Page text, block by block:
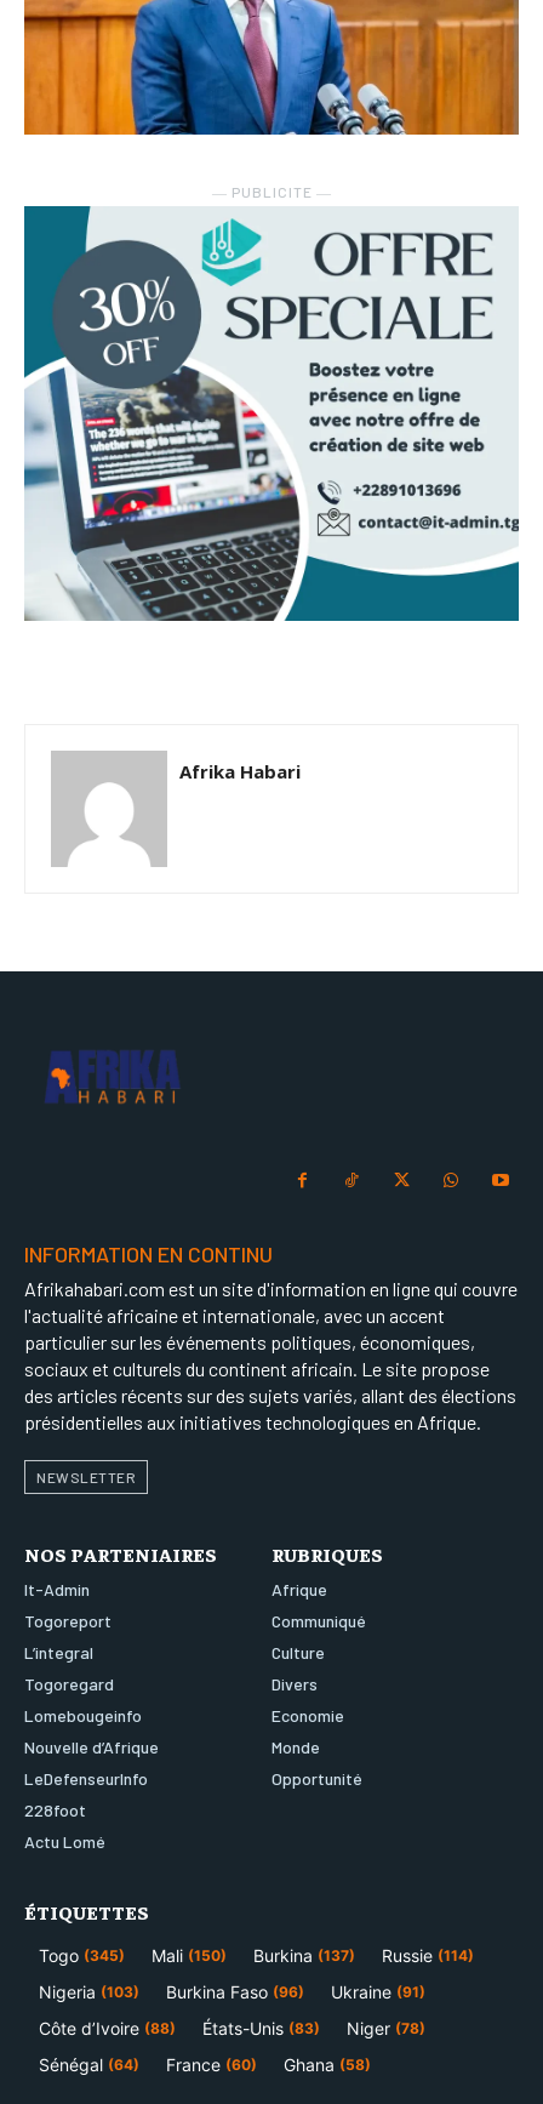
― PUBLICITE ―
Afrika Habari
INFORMATION EN CONTINU
Afrikahabari.com est un site d'information en ligne qui couvre
l'actualité africaine et internationale, avec un accent
particulier sur les événements politiques, économiques,
sociaux et culturels du continent africain. Le site propose
des articles récents sur des sujets variés, allant des élections
présidentielles aux initiatives technologiques en Afrique.
NEWSLETTER
NOS PARTENIAIRES
It-Admin
Togoreport
L’integral
Togoregard
Lomebougeinfo
Nouvelle d’Afrique
LeDefenseurInfo
228foot
Actu Lomé
RUBRIQUES
Afrique
Communiqué
Culture
Divers
Economie
Monde
Opportunité
ÉTIQUETTES
Togo (345) Mali (150) Burkina (137) Russie (114)
Nigeria (103) Burkina Faso (96) Ukraine (91)
Côte d’Ivoire (88) États-Unis (83) Niger (78)
Sénégal (64) France (60) Ghana (58)